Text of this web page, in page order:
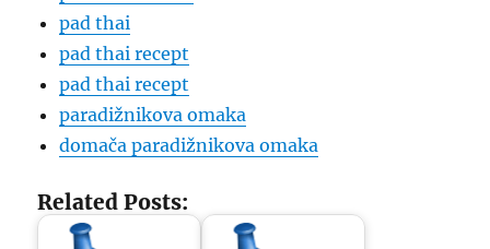
pad thai
pad thai recept
pad thai recept
paradižnikova omaka
domača paradižnikova omaka
Related Posts: